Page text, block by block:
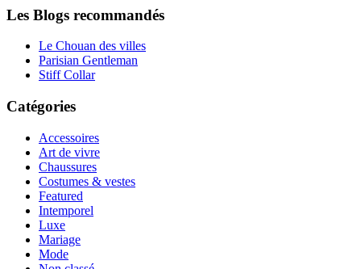
Les Blogs recommandés
Le Chouan des villes
Parisian Gentleman
Stiff Collar
Catégories
Accessoires
Art de vivre
Chaussures
Costumes & vestes
Featured
Intemporel
Luxe
Mariage
Mode